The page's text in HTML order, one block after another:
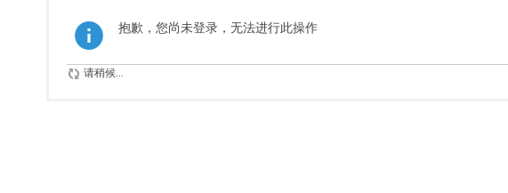
抱歉，您尚未登录，无法进行此操作
请稍候...